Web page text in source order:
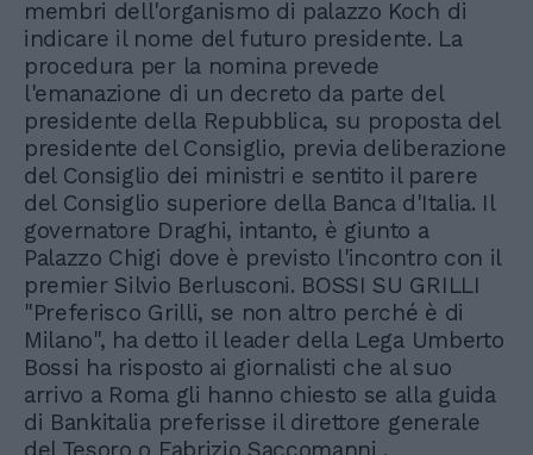
membri dell'organismo di palazzo Koch di
indicare il nome del futuro presidente. La
procedura per la nomina prevede
l'emanazione di un decreto da parte del
presidente della Repubblica, su proposta del
presidente del Consiglio, previa deliberazione
del Consiglio dei ministri e sentito il parere
del Consiglio superiore della Banca d'Italia. Il
governatore Draghi, intanto, è giunto a
Palazzo Chigi dove è previsto l'incontro con il
premier Silvio Berlusconi. BOSSI SU GRILLI
"Preferisco Grilli, se non altro perché è di
Milano", ha detto il leader della Lega Umberto
Bossi ha risposto ai giornalisti che al suo
arrivo a Roma gli hanno chiesto se alla guida
di Bankitalia preferisse il direttore generale
del Tesoro o Fabrizio Saccomanni .